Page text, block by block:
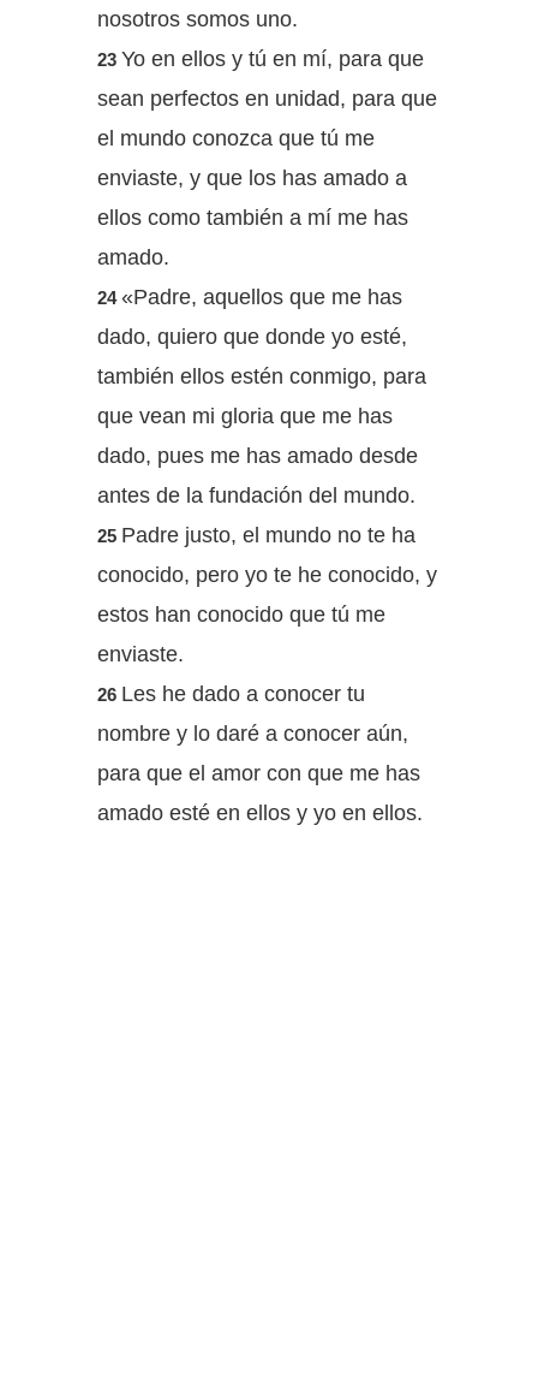
nosotros somos uno.
23 Yo en ellos y tú en mí, para que
sean perfectos en unidad, para que
el mundo conozca que tú me
enviaste, y que los has amado a
ellos como también a mí me has
amado.
24«Padre, aquellos que me has
dado, quiero que donde yo esté,
también ellos estén conmigo, para
que vean mi gloria que me has
dado, pues me has amado desde
antes de la fundación del mundo.
25 Padre justo, el mundo no te ha
conocido, pero yo te he conocido, y
estos han conocido que tú me
enviaste.
26 Les he dado a conocer tu
nombre y lo daré a conocer aún,
para que el amor con que me has
amado esté en ellos y yo en ellos.